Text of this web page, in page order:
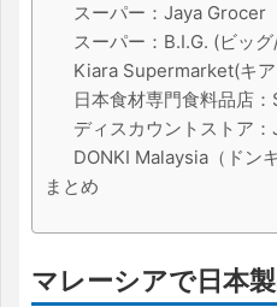
スーパー：Jaya Grocer
スーパー：B.I.G. (ビッ
Kiara Supermarket(キ
日本食材専門食料品店
ディスカウントストア
DONKI Malaysia（ドン
まとめ
マレーシアで日本